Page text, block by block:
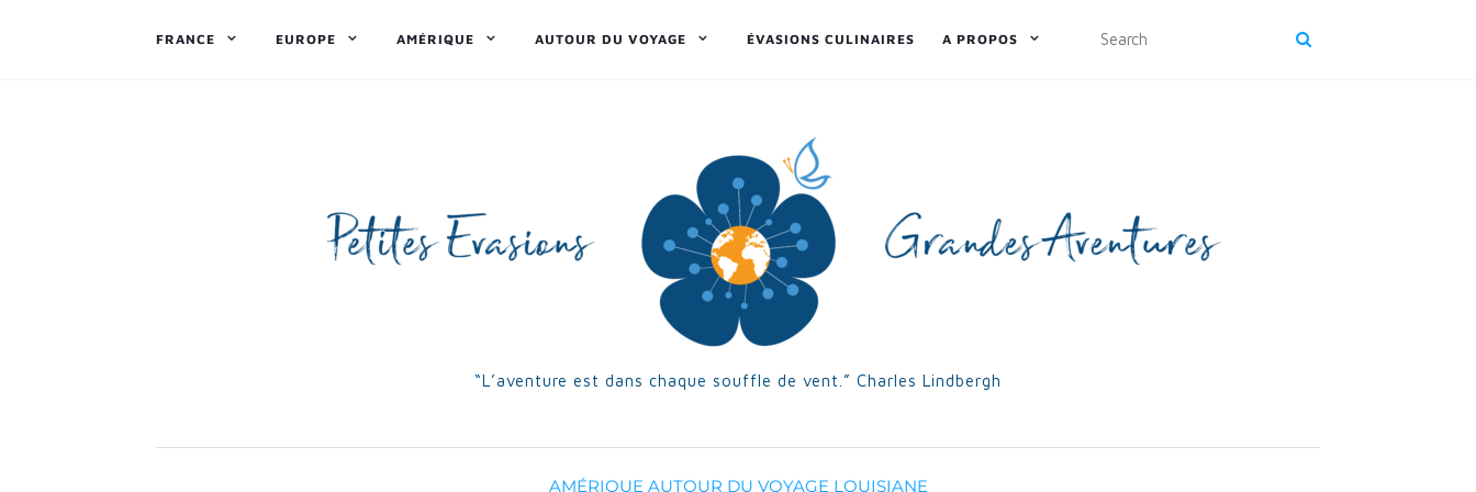
FRANCE EUROPE AMÉRIQUE AUTOUR DU VOYAGE ÉVASIONS CULINAIRES A PROPOS
“L’aventure est dans chaque souffle de vent.” Charles Lindbergh
AMÉRIQUE AUTOUR DU VOYAGE LOUISIANE